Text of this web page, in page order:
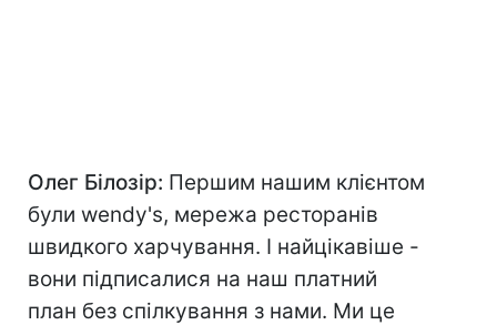
Олег Білозір: Першим нашим клієнтом
були wendy's, мережа ресторанів
швидкого харчування. І найцікавіше -
вони підписалися на наш платний
план без спілкування з нами. Ми це